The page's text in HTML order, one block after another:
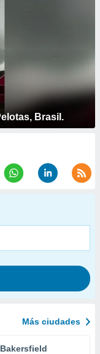
Brasil.
Más ciudades
Bakersfield